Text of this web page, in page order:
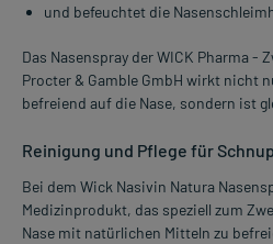
und befeuchtet die
Das Nasenspray der WICK Pharma -
Procter & Gamble GmbH wirkt nicht
befreiend auf die Nase, sondern ist
Reinigung und Pflege für
Bei dem Wick Nasivin Natura
Medizinprodukt, das speziell zum
Nase mit natürlichen Mitteln zu